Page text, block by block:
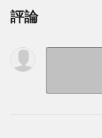
評論